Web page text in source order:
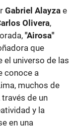
Gabriel Alayza e
Olivera,
"Airosa"
que
universo de las
conoce a
muchos de
de un
y la
en una